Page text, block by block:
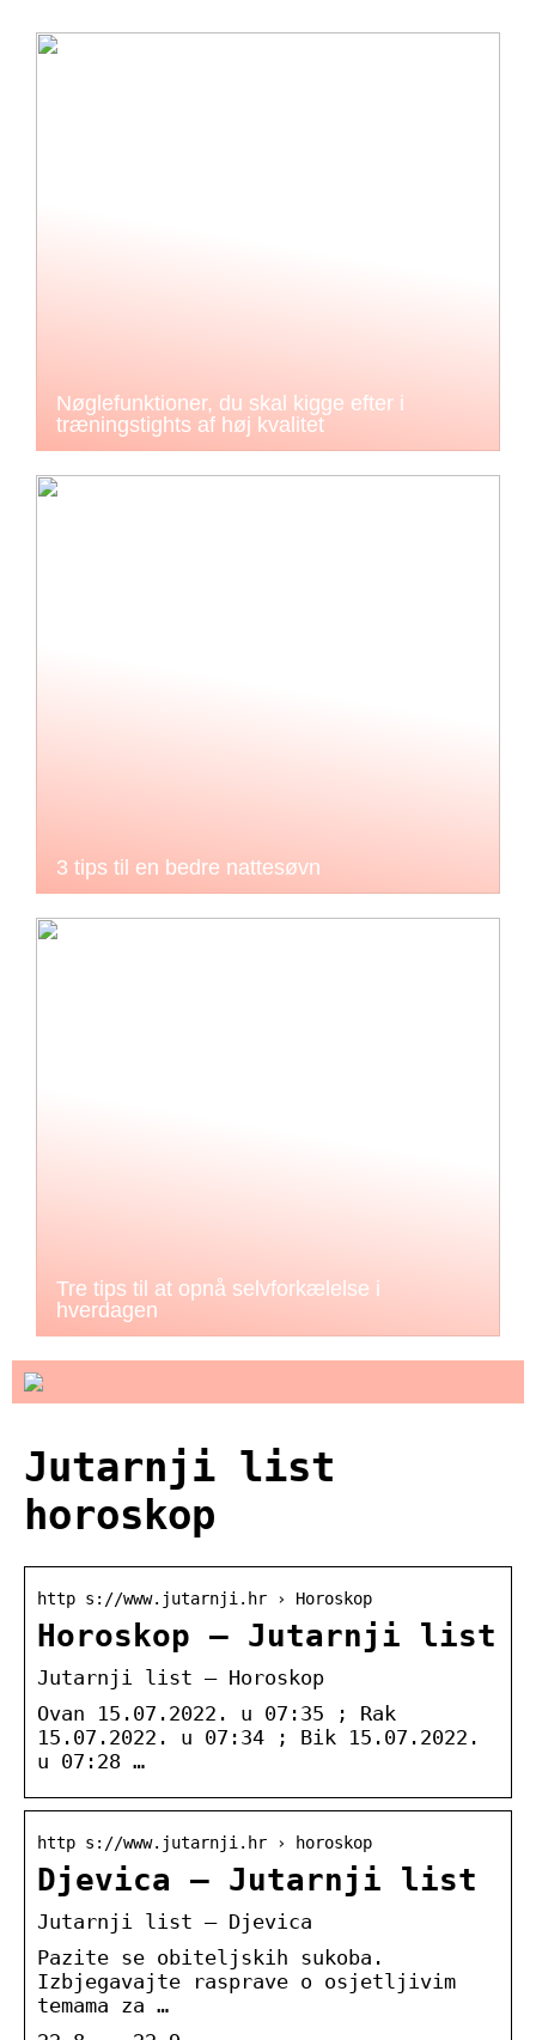
Nøglefunktioner, du skal kigge efter i
træningstights af høj kvalitet
3 tips til en bedre nattesøvn
Tre tips til at opnå selvforkælelse i
hverdagen
Jutarnji list
horoskop
http s://www.jutarnji.hr › Horoskop
Horoskop – Jutarnji list
Jutarnji list – Horoskop
Ovan 15.07.2022. u 07:35 ; Rak
15.07.2022. u 07:34 ; Bik 15.07.2022.
u 07:28 …
http s://www.jutarnji.hr › horoskop
Djevica – Jutarnji list
Jutarnji list – Djevica
Pazite se obiteljskih sukoba.
Izbjegavajte rasprave o osjetljivim
temama za …